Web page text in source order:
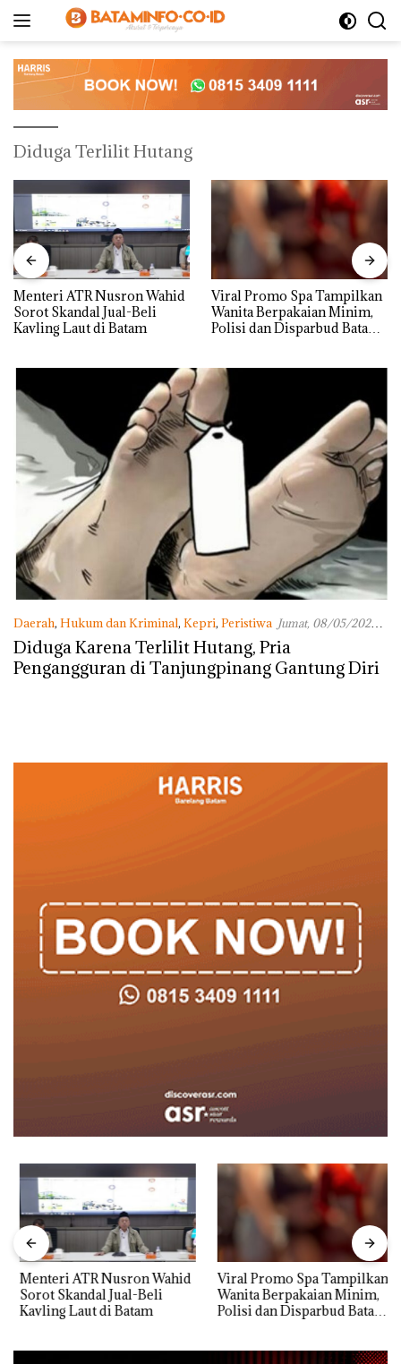
Diduga Terlilit Hutang
Menteri ATR Nusron Wahid
Sorot Skandal Jual-Beli
Kavling Laut di Batam
Viral Promo Spa Tampilkan
Wanita Berpakaian Minim,
Polisi dan Disparbud Batam
Daerah, Hukum dan Kriminal, Kepri, Peristiwa Jumat, 08/05/2020 -
10:02 WIB
Diduga Karena Terlilit Hutang, Pria
Pengangguran di Tanjungpinang Gantung Diri
Menteri ATR Nusron Wahid
Sorot Skandal Jual-Beli
Kavling Laut di Batam
Viral Promo Spa Tampilkan
Wanita Berpakaian Minim,
Polisi dan Disparbud Batam